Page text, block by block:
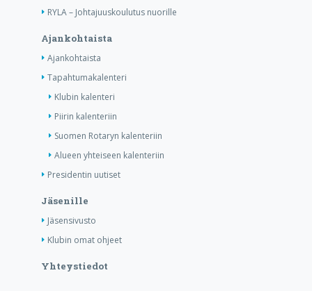
RYLA – Johtajuuskoulutus nuorille
Ajankohtaista
Ajankohtaista
Tapahtumakalenteri
Klubin kalenteri
Piirin kalenteriin
Suomen Rotaryn kalenteriin
Alueen yhteiseen kalenteriin
Presidentin uutiset
Jäsenille
Jäsensivusto
Klubin omat ohjeet
Yhteystiedot